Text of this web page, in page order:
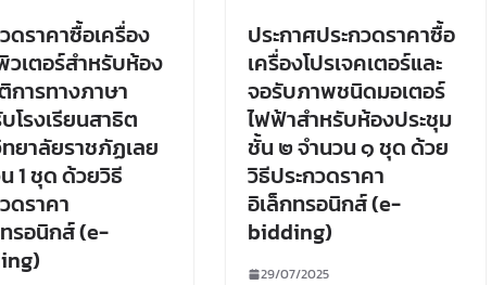
ดราคาซื้อเครื่อง
เตอร์สำหรับห้อง
ารทางภาษา
โรงเรียนสาธิต
ยาลัยราชภัฏเลย
1 ชุด ด้วยวิธี
ดราคา
รอนิกส์ (e-
ประกาศประกวดราคาซื้อ
เครื่องโปรเจคเตอร์และ
จอรับภาพชนิดมอเตอร์
ไฟฟ้าสำหรับห้องประชุม
ชั้น ๒ จำนวน ๑ ชุด ด้วย
วิธีประกวดราคา
อิเล็กทรอนิกส์ (e-
bidding)
29/07/2025